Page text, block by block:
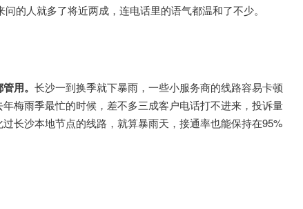
的人就多了将近两成，连电话里的语气都温和了不少。
用。 长沙一到换季就下暴雨，一些小服务商的线路容易卡顿
梅雨季最忙的时候，差不多三成客户电话打不进来，投诉量
长沙本地节点的线路，就算暴雨天，接通率也能保持在95%